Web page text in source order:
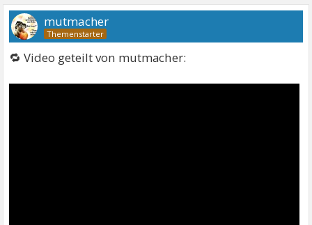
mutmacher
🔁 Video geteilt von mutmacher: